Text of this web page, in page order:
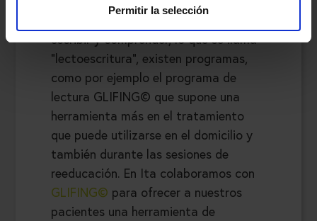
Permitir la selección
escribir y comprender, lo que se llama
“lectoescritura”, existen programas,
como por ejemplo el programa de
lectura GLIFING© que supone una
herramienta más en el tratamiento
que puede utilizarse en el domicilio y
también durante las sesiones de
reeducación. En Ita colaboramos con
GLIFING© para ofrecer a nuestros
pacientes una herramienta de